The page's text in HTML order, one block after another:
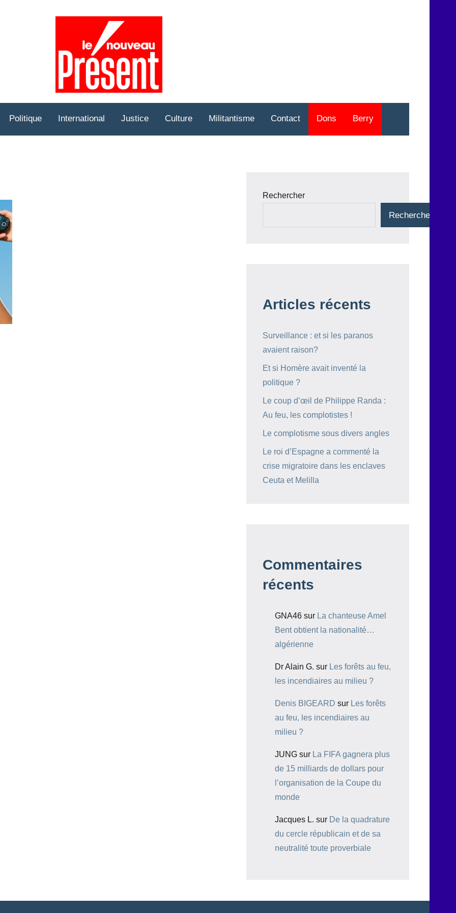
Politique International Justice Culture Militantisme Contact Dons Berry
Rechercher
Rechercher
Articles récents
Surveillance : et si les paranos
avaient raison?
Et si Homère avait inventé la
politique ?
Le coup d’œil de Philippe Randa :
Au feu, les complotistes !
Le complotisme sous divers angles
Le roi d’Espagne a commenté la
crise migratoire dans les enclaves
Ceuta et Melilla
Commentaires
récents
GNA46 sur La chanteuse Amel
Bent obtient la nationalité…
algérienne
Dr Alain G. sur Les forêts au feu,
les incendiaires au milieu ?
Denis BIGEARD sur Les forêts
au feu, les incendiaires au
milieu ?
JUNG sur La FIFA gagnera plus
de 15 milliards de dollars pour
l’organisation de la Coupe du
monde
Jacques L. sur De la quadrature
du cercle républicain et de sa
neutralité toute proverbiale